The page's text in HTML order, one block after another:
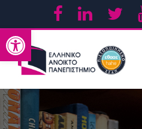
Ανοίξτε τη